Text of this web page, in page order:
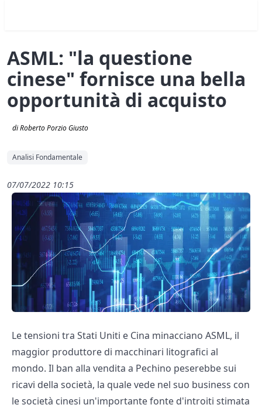
ASML: "la questione
cinese" fornisce una bella
opportunità di acquisto
di Roberto Porzio Giusto
Analisi Fondamentale
07/07/2022 10:15
Le tensioni tra Stati Uniti e Cina minacciano ASML, il
maggior produttore di macchinari litografici al
mondo. Il ban alla vendita a Pechino peserebbe sui
ricavi della società, la quale vede nel suo business con
le società cinesi un'importante fonte d'introiti stimata